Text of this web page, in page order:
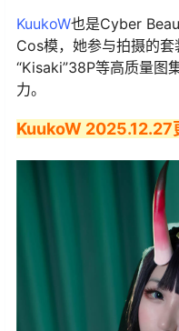
KuukoW也是Cyber
Cos模，她参与拍摄的套
“Kisaki”38P等高质量图
力。
KuukoW 2025.12.27